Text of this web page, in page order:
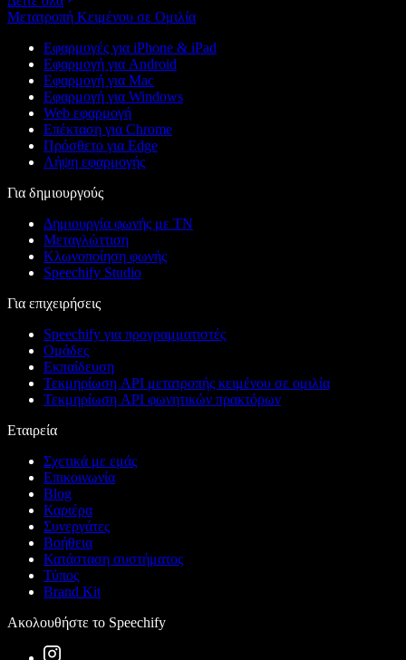
Μετατροπή Κειμένου σε Ομιλία
Εφαρμογές για iPhone & iPad
Εφαρμογή για Android
Εφαρμογή για Mac
Εφαρμογή για Windows
Web εφαρμογή
Επέκταση για Chrome
Πρόσθετο για Edge
Λήψη εφαρμογής
Για δημιουργούς
Δημιουργία φωνής με ΤΝ
Μεταγλώττιση
Κλωνοποίηση φωνής
Speechify Studio
Για επιχειρήσεις
Speechify για προγραμματιστές
Ομάδες
Εκπαίδευση
Τεκμηρίωση API μετατροπής κειμένου σε ομιλία
Τεκμηρίωση API φωνητικών πρακτόρων
Εταιρεία
Σχετικά με εμάς
Επικοινωνία
Blog
Καριέρα
Συνεργάτες
Βοήθεια
Κατάσταση συστήματος
Τύπος
Brand Kit
Ακολουθήστε το Speechify